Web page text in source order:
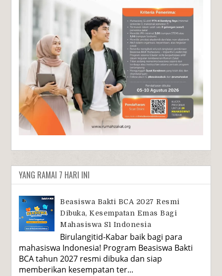
YANG RAMAI 7 HARI INI
Beasiswa Bakti BCA 2027 Resmi
Dibuka, Kesempatan Emas Bagi
Mahasiswa S1 Indonesia
Birulangitid-Kabar baik bagi para
mahasiswa Indonesia! Program Beasiswa Bakti
BCA tahun 2027 resmi dibuka dan siap
memberikan kesempatan ter...